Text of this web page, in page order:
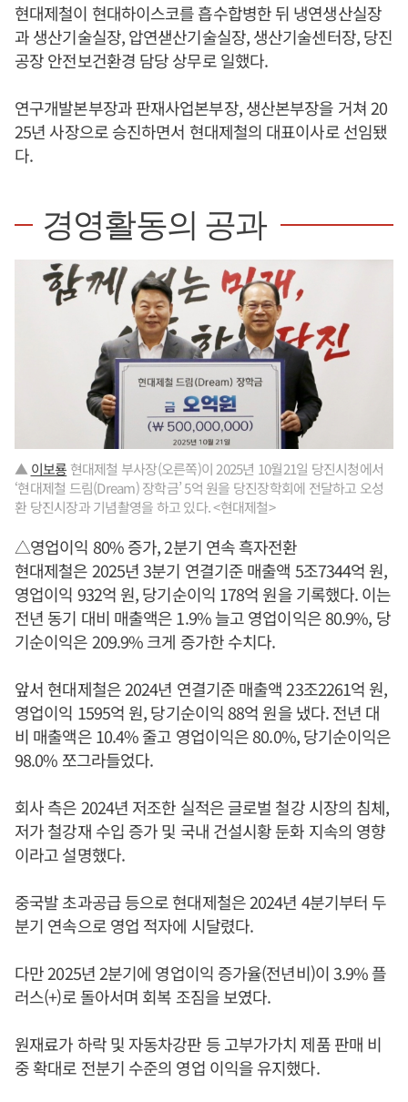
현대제철이 현대하이스코를 흡수합병한 뒤 냉연생산실장
과 생산기술실장, 압연샏산기술실장, 생산기술센터장, 당진
공장 안전보건환경 담당 상무로 일했다.
연구개발본부장과 판재사업본부장, 생산본부장을 거쳐 20
25년 사장으로 승진하면서 현대제철의 대표이사로 선임됐
다.
경영활동의 공과
▲ 이보룡 현대제철 부사장(오른쪽)이 2025년 10월21일 당진시청에서
‘현대제철 드림(Dream) 장학금’ 5억 원을 당진장학회에 전달하고 오성
환 당진시장과 기념촬영을 하고 있다. <현대제철>
△영업이익 80% 증가, 2분기 연속 흑자전환
현대제철은 2025년 3분기 연결기준 매출액 5조7344억 원,
영업이익 932억 원, 당기순이익 178억 원을 기록했다. 이는
전년 동기 대비 매출액은 1.9% 늘고 영업이익은 80.9%, 당
기순이익은 209.9% 크게 증가한 수치다.
앞서 현대제철은 2024년 연결기준 매출액 23조2261억 원,
영업이익 1595억 원, 당기순이익 88억 원을 냈다. 전년 대
비 매출액은 10.4% 줄고 영업이익은 80.0%, 당기순이익은
98.0% 쪼그라들었다.
회사 측은 2024년 저조한 실적은 글로벌 철강 시장의 침체,
저가 철강재 수입 증가 및 국내 건설시황 둔화 지속의 영향
이라고 설명했다.
중국발 초과공급 등으로 현대제철은 2024년 4분기부터 두
분기 연속으로 영업 적자에 시달렸다.
다만 2025년 2분기에 영업이익 증가율(전년비)이 3.9% 플
러스(+)로 돌아서며 회복 조짐을 보였다.
원재료가 하락 및 자동차강판 등 고부가가치 제품 판매 비
중 확대로 전분기 수준의 영업 이익을 유지했다.